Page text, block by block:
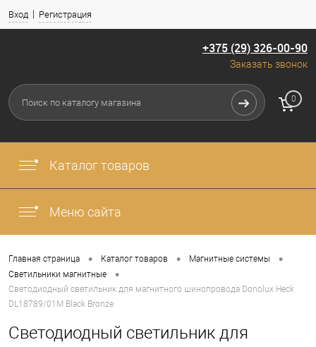
Вход Регистрация
+375 (29) 326-00-90
Заказать звонок
Меню сайта
Каталог товаров
0
Главная страница • Каталог товаров • Магнитные системы •
Светильники магнитные •
Светодиодный светильник для магнитного шинопровода Donolux Heck
DL18789/01M Black Bronze
Светодиодный светильник для